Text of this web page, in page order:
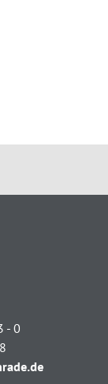
- 0